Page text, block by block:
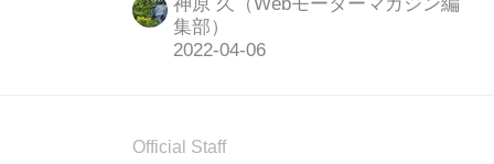
を担う新世代e-POWERモデルの存在
を明らかにされている。日本を代表す
か。
集部）
Official Staff